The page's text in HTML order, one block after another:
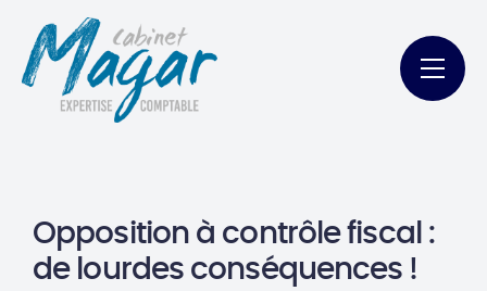
Opposition à contrôle fiscal :
de lourdes conséquences !